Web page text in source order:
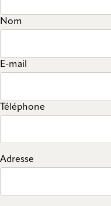
Nom
E-mail
Téléphone
Adresse